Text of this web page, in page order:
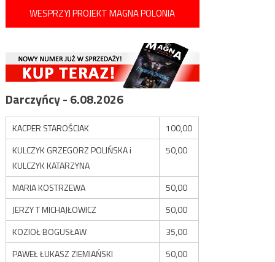
WESPRZYJ PROJEKT MAGNA POLONIA
Darczyńcy - 6.08.2026
KACPER STAROŚCIAK
100,00
KULCZYK GRZEGORZ POLIŃSKA i
KULCZYK KATARZYNA
50,00
MARIA KOSTRZEWA
50,00
JERZY T MICHAJŁOWICZ
50,00
KOZIOŁ BOGUSŁAW
35,00
PAWEŁ ŁUKASZ ZIEMIAŃSKI
50,00